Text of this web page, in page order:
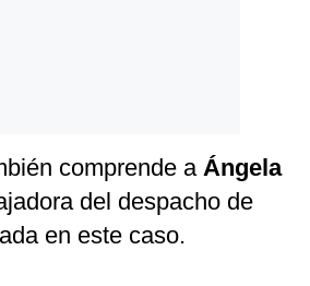
comprende a Ángela
del despacho de
en este caso.